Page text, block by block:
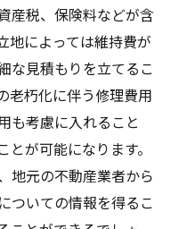
産税、保険料などが含
地によっては維持費が
な見積もりを立てるこ
老朽化に伴う修理費用
も考慮に入れること
が可能になります。
地元の不動産業者から
ついての情報を得るこ